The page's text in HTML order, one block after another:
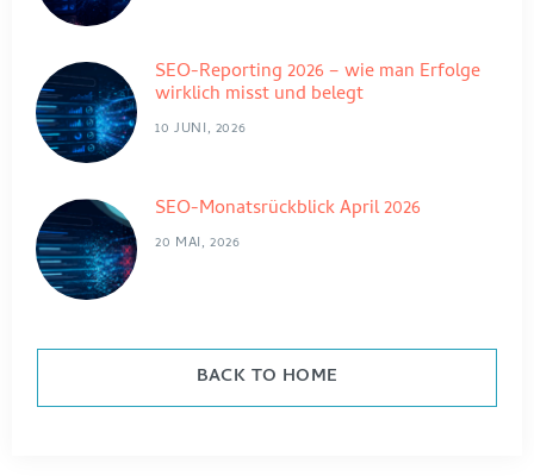
SEO-Reporting 2026 – wie man Erfolge
wirklich misst und belegt
10 JUNI, 2026
SEO-Monatsrückblick April 2026
20 MAI, 2026
BACK TO HOME